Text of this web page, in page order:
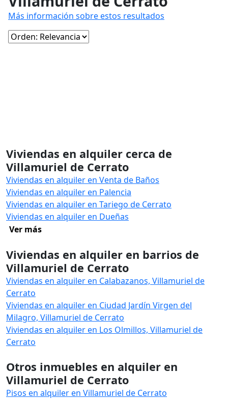
Más información sobre estos resultados
Viviendas en alquiler cerca de
Villamuriel de Cerrato
Viviendas en alquiler en Venta de Baños
Viviendas en alquiler en Palencia
Viviendas en alquiler en Tariego de Cerrato
Viviendas en alquiler en Dueñas
Ver más
Viviendas en alquiler en barrios de
Villamuriel de Cerrato
Viviendas en alquiler en Calabazanos, Villamuriel de
Cerrato
Viviendas en alquiler en Ciudad Jardín Virgen del
Milagro, Villamuriel de Cerrato
Viviendas en alquiler en Los Olmillos, Villamuriel de
Cerrato
Otros inmuebles en alquiler en
Villamuriel de Cerrato
Pisos en alquiler en Villamuriel de Cerrato